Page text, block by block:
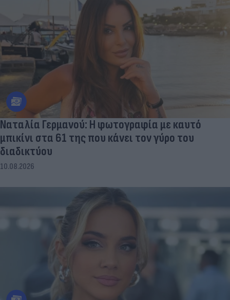
Ναταλία Γερμανού: Η φωτογραφία με καυτό
μπικίνι στα 61 της που κάνει τον γύρο του
διαδικτύου
10.08.2026